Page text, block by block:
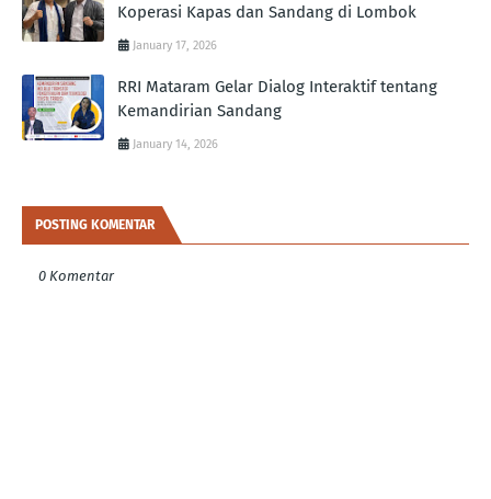
Koperasi Kapas dan Sandang di Lombok
January 17, 2026
RRI Mataram Gelar Dialog Interaktif tentang
Kemandirian Sandang
January 14, 2026
POSTING KOMENTAR
0 Komentar